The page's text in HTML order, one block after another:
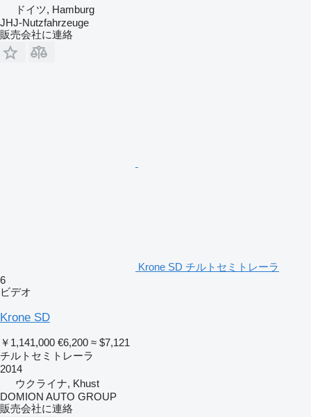
ドイツ, Hamburg
JHJ-Nutzfahrzeuge
販売会社に連絡
Krone SD チルトセミトレーラ
6
ビデオ
Krone SD
￥1,141,000 €6,200 ≈ $7,121
チルトセミトレーラ
2014
ウクライナ, Khust
DOMION AUTO GROUP
販売会社に連絡